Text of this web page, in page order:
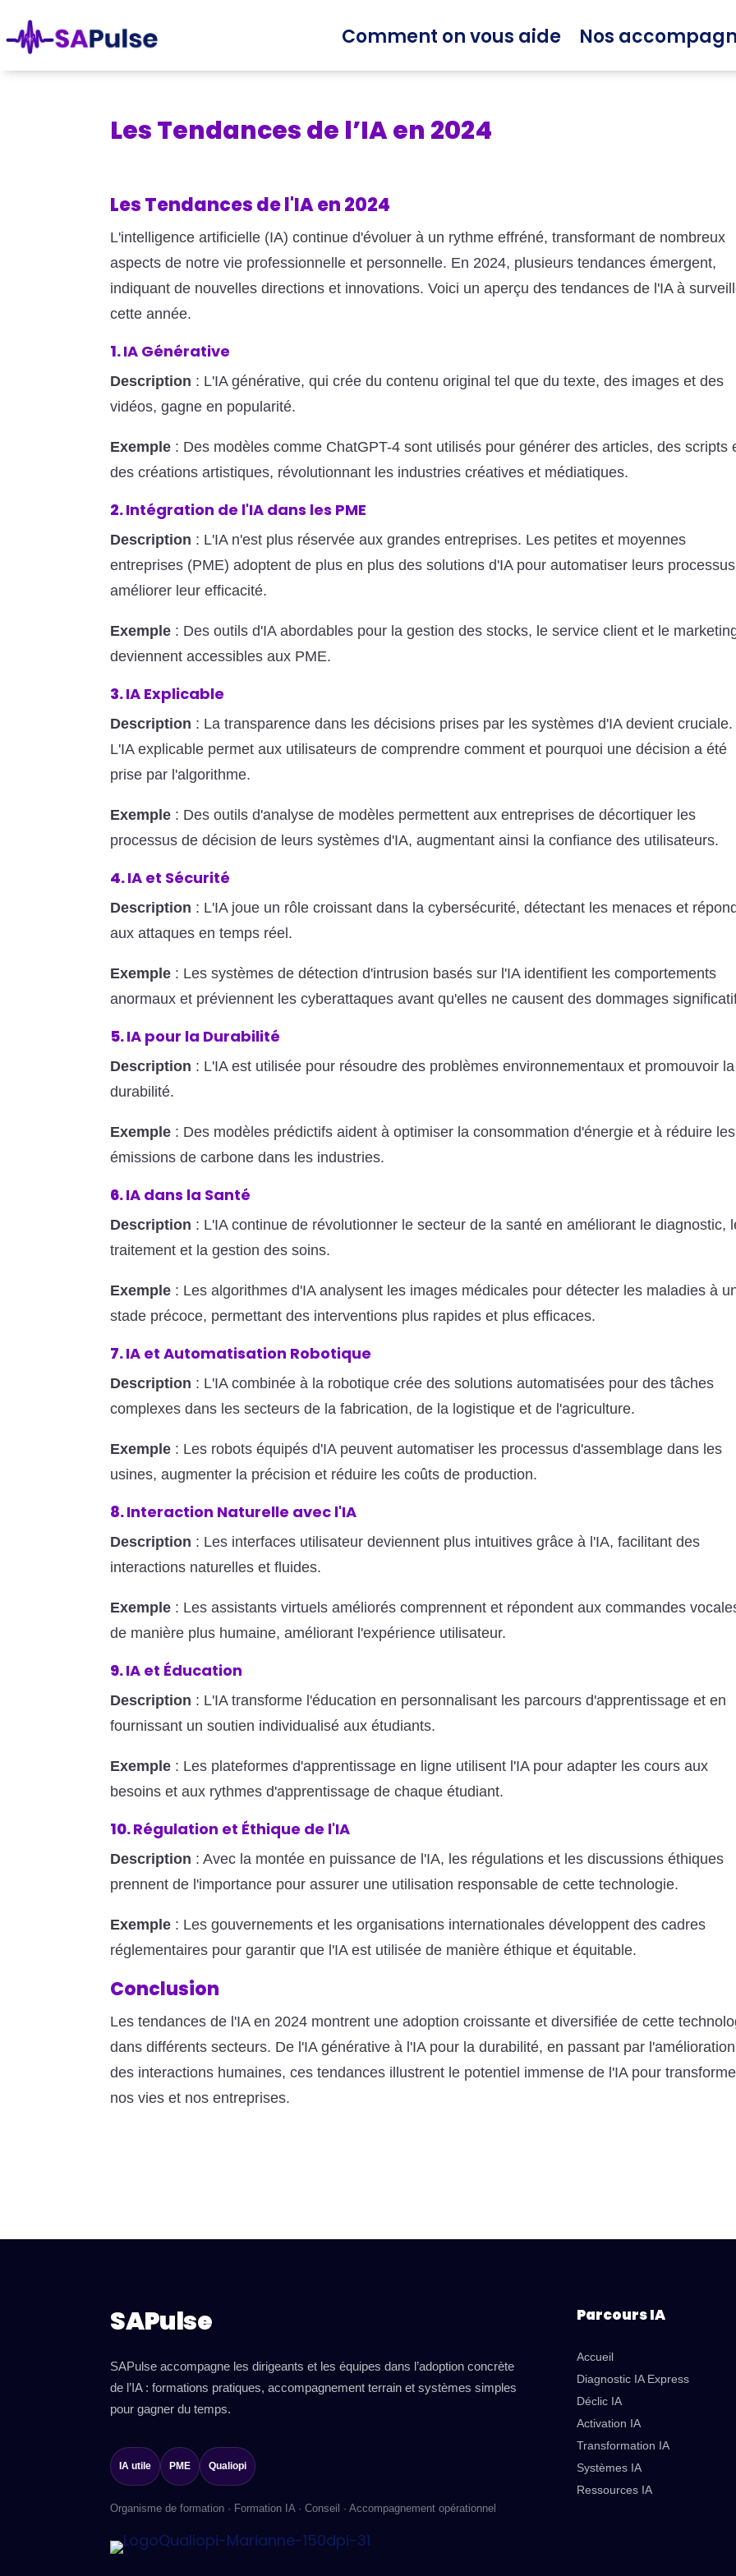
Comment on vous aide Nos
Les Tendances de l’IA en 2024
Les Tendances de l'IA en 2024
L'intelligence artificielle (IA) continue d'évoluer à un rythme effréné, transformant de nombreux
aspects de notre vie professionnelle et personnelle. En 2024, plusieurs tendances émergent,
indiquant de nouvelles directions et innovations. Voici un aperçu des tendances de l'IA à
cette année.
1.IA Générative
Description : L'IA générative, qui crée du contenu original tel que du texte, des images et des
vidéos, gagne en popularité.
Exemple : Des modèles comme ChatGPT-4 sont utilisés pour générer des articles, des scripts
des créations artistiques, révolutionnant les industries créatives et médiatiques.
2.Intégration de l'IA dans les PME
Description : L'IA n'est plus réservée aux grandes entreprises. Les petites et moyennes
entreprises (PME) adoptent de plus en plus des solutions d'IA pour automatiser leurs
améliorer leur efficacité.
Exemple : Des outils d'IA abordables pour la gestion des stocks, le service client et le
deviennent accessibles aux PME.
3.IA Explicable
Description : La transparence dans les décisions prises par les systèmes d'IA devient cruciale.
L'IA explicable permet aux utilisateurs de comprendre comment et pourquoi une décision a été
prise par l'algorithme.
Exemple : Des outils d'analyse de modèles permettent aux entreprises de décortiquer les
processus de décision de leurs systèmes d'IA, augmentant ainsi la confiance des utilisateurs.
4.IA et Sécurité
Description : L'IA joue un rôle croissant dans la cybersécurité, détectant les menaces et
aux attaques en temps réel.
Exemple : Les systèmes de détection d'intrusion basés sur l'IA identifient les comportements
anormaux et préviennent les cyberattaques avant qu'elles ne causent des dommages
5.IA pour la Durabilité
Description : L'IA est utilisée pour résoudre des problèmes environnementaux et promouvoir la
durabilité.
Exemple : Des modèles prédictifs aident à optimiser la consommation d'énergie et à réduire les
émissions de carbone dans les industries.
6.IA dans la Santé
Description : L'IA continue de révolutionner le secteur de la santé en améliorant le diagnostic,
traitement et la gestion des soins.
Exemple : Les algorithmes d'IA analysent les images médicales pour détecter les maladies à
stade précoce, permettant des interventions plus rapides et plus efficaces.
7.IA et Automatisation Robotique
Description : L'IA combinée à la robotique crée des solutions automatisées pour des tâches
complexes dans les secteurs de la fabrication, de la logistique et de l'agriculture.
Exemple : Les robots équipés d'IA peuvent automatiser les processus d'assemblage dans les
usines, augmenter la précision et réduire les coûts de production.
8.Interaction Naturelle avec l'IA
Description : Les interfaces utilisateur deviennent plus intuitives grâce à l'IA, facilitant des
interactions naturelles et fluides.
Exemple : Les assistants virtuels améliorés comprennent et répondent aux commandes
de manière plus humaine, améliorant l'expérience utilisateur.
9.IA et Éducation
Description : L'IA transforme l'éducation en personnalisant les parcours d'apprentissage et en
fournissant un soutien individualisé aux étudiants.
Exemple : Les plateformes d'apprentissage en ligne utilisent l'IA pour adapter les cours aux
besoins et aux rythmes d'apprentissage de chaque étudiant.
10.Régulation et Éthique de l'IA
Description : Avec la montée en puissance de l'IA, les régulations et les discussions éthiques
prennent de l'importance pour assurer une utilisation responsable de cette technologie.
Exemple : Les gouvernements et les organisations internationales développent des cadres
réglementaires pour garantir que l'IA est utilisée de manière éthique et équitable.
Conclusion
Les tendances de l'IA en 2024 montrent une adoption croissante et diversifiée de cette
dans différents secteurs. De l'IA générative à l'IA pour la durabilité, en passant par l'amélioration
des interactions humaines, ces tendances illustrent le potentiel immense de l'IA pour
nos vies et nos entreprises.
SAPulse
SAPulse accompagne les dirigeants et les équipes dans l’adoption concrète
de l’IA : formations pratiques, accompagnement terrain et systèmes simples
pour gagner du temps.
IA utile PME Qualiopi
Organisme de formation · Formation IA · Conseil · Accompagnement opérationnel
Parcours IA
Accueil
Diagnostic IA Express
Déclic IA
Activation IA
Transformation IA
Systèmes IA
Ressources IA